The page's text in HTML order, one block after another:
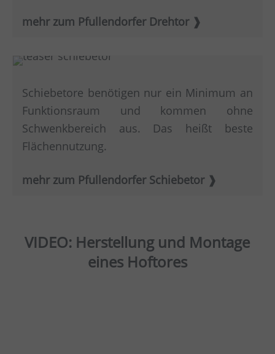
mehr zum Pfullendorfer Drehtor
Schiebetore benötigen nur ein Minimum an
Funktionsraum und kommen ohne
Schwenkbereich aus. Das heißt beste
Flächennutzung.
mehr zum Pfullendorfer Schiebetor
VIDEO: Herstellung und Montage
eines Hoftores